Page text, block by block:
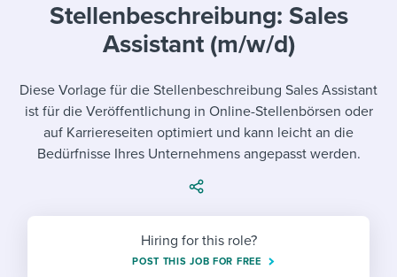
Mobilizing AI in my work
Evaluating candidates
Working together with others
Maintaining hiring pipelines
Developing & retaining people
Templates & Guides
Job description templates
Policy templates
Onboarding checklists
I’m a jobseeker
I WANT TO LEARN ABOUT...
Pay & benefits
Attend webinars & events
Workable customer stories
Explore Workable
Request a demo
Stellenbeschreibung: Sales
Assistant (m/w/d)
Diese Vorlage für die Stellenbeschreibung Sales Assistant
ist für die Veröffentlichung in Online-Stellenbörsen oder
auf Karriereseiten optimiert und kann leicht an die
Bedürfnisse Ihres Unternehmens angepasst werden.
Hiring for this role?
POST THIS JOB FOR FREE